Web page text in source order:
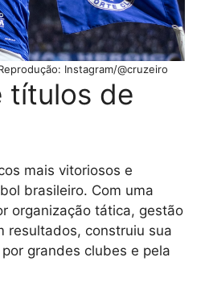
Instagram/@cruzeiro
títulos de
mais vitoriosos e
brasileiro. Com uma
organização tática, gestão
resultados, construiu sua
grandes clubes e pela